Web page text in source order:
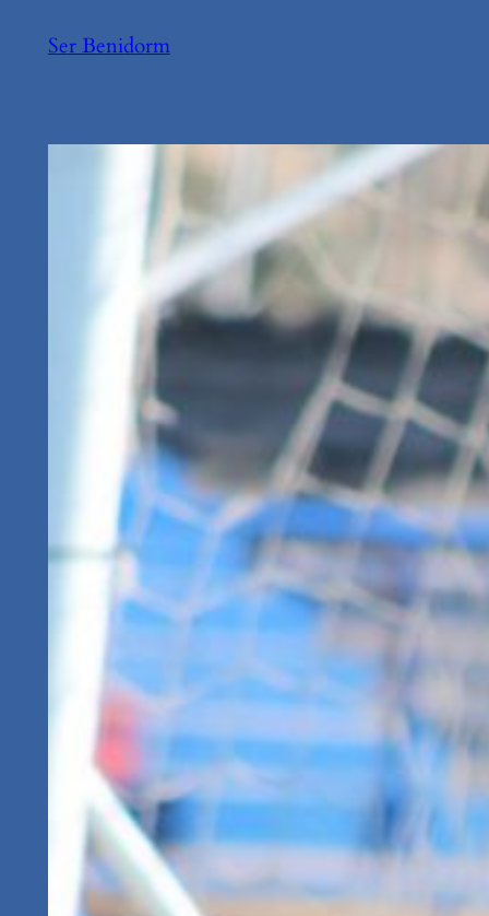
Ser Benidorm